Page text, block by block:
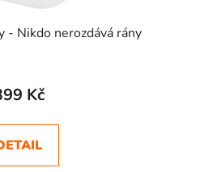
- Nikdo nerozdává rány
Kč